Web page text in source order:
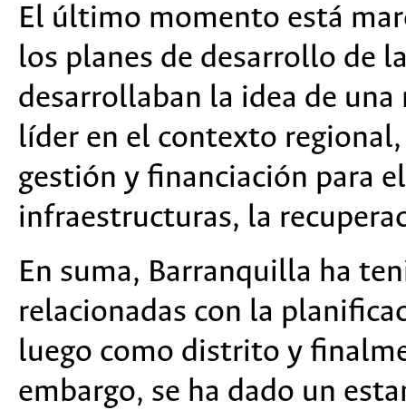
El último momento está
los planes de desarrollo de
desarrollaban la idea de
líder en el contexto
gestión y financiación para
infraestructuras, la
En suma, Barranquilla ha
relacionadas con la
luego como distrito y
embargo, se ha dado un